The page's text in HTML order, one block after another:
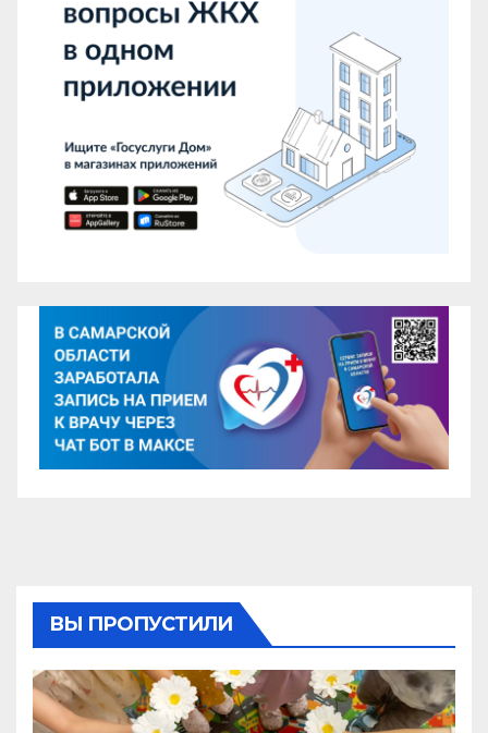
ВЫ ПРОПУСТИЛИ